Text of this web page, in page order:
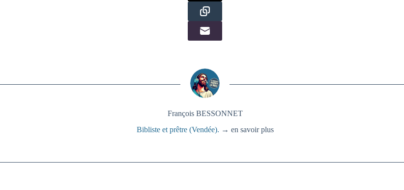
François BESSONNET
Bibliste et prêtre (Vendée). → en savoir plus